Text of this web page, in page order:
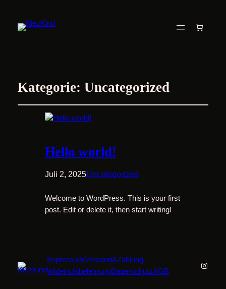
Kategorie: Uncategorized
Hello world!
Juli 2, 2025Uncategorized
Welcome to WordPress. This is your first
post. Edit or delete it, then start writing!
ImpressumVersand&Zahlung
WiderrufsbelehrungDatenschutzAGB